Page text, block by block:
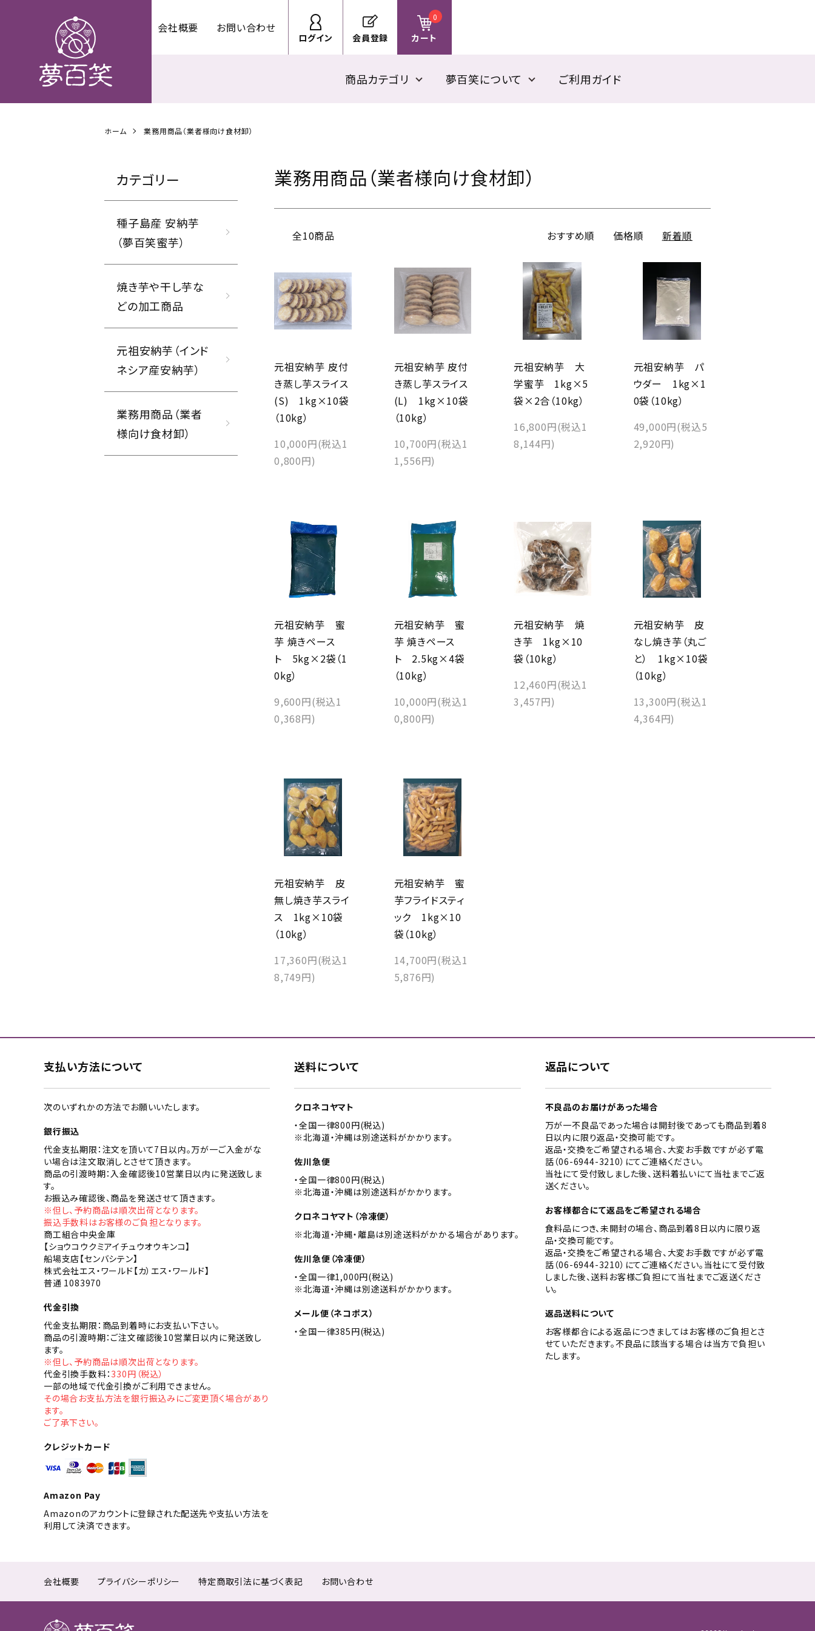
会社概要 お問い合わせ
ログイン 会員登録
0
カート
商品カテゴリ 夢百笑について ご利用ガイド
ホーム 業務用商品（業者様向け食材卸）
業務用商品（業者様向け食材卸）
全10商品 おすすめ順 価格順 新着順
元祖安納芋 皮付
き蒸し芋スライス
(S) 1kg×10袋
（10kg）
10,000円(税込1
0,800円)
元祖安納芋 皮付
き蒸し芋スライス
(L) 1kg×10袋
（10kg）
10,700円(税込1
1,556円)
元祖安納芋 大
学蜜芋 1kg×5
袋×2合（10kg）
16,800円(税込1
8,144円)
元祖安納芋 パ
ウダー 1kg×1
0袋（10kg）
49,000円(税込5
2,920円)
元祖安納芋 蜜
芋 焼きペース
ト 5kg×2袋（1
0kg）
9,600円(税込1
0,368円)
元祖安納芋 蜜
芋 焼きペース
ト 2.5kg×4袋
（10kg）
10,000円(税込1
0,800円)
元祖安納芋 焼
き芋 1kg×10
袋（10kg）
12,460円(税込1
3,457円)
元祖安納芋 皮
なし焼き芋（丸ご
と） 1kg×10袋
（10kg）
13,300円(税込1
4,364円)
元祖安納芋 皮
無し焼き芋スライ
ス 1kg×10袋
（10kg）
17,360円(税込1
8,749円)
元祖安納芋 蜜
芋フライドスティ
ック 1kg×10
袋（10kg）
14,700円(税込1
5,876円)
カテゴリー
種子島産 安納芋
（夢百笑蜜芋）
焼き芋や干し芋な
どの加工商品
元祖安納芋（インド
ネシア産安納芋）
業務用商品（業者
様向け食材卸）
支払い方法について
次のいずれかの方法でお願いいたします。
銀行振込
代金支払期限：注文を頂いて7日以内。万が一ご入金がな
い場合は注文取消しとさせて頂きます。
商品の引渡時期：入金確認後10営業日以内に発送致しま
す。
お振込み確認後、商品を発送させて頂きます。
※但し、予約商品は順次出荷となります。
振込手数料はお客様のご負担となります。
商工組合中央金庫
【ショウコウクミアイチュウオウキンコ】
船場支店【センバシテン】
株式会社エス・ワールド【カ）エス・ワールド】
普通 1083970
代金引換
代金支払期限：商品到着時にお支払い下さい。
商品の引渡時期：ご注文確認後10営業日以内に発送致し
ます。
※但し、予約商品は順次出荷となります。
代金引換手数料： 330円（税込）
一部の地域で代金引換がご利用できません。
その場合お支払方法を銀行振込みにご変更頂く場合があり
ます。
ご了承下さい。
クレジットカード
Amazon Pay
Amazonのアカウントに登録された配送先や支払い方法を
利用して決済できます。
送料について
クロネコヤマト
・全国一律800円(税込)
※北海道・沖縄は別途送料がかかります。
佐川急便
・全国一律800円(税込)
※北海道・沖縄は別途送料がかかります。
クロネコヤマト（冷凍便）
※北海道・沖縄・離島は別途送料がかかる場合があります。
佐川急便（冷凍便）
・全国一律1,000円(税込)
※北海道・沖縄は別途送料がかかります。
メール便（ネコポス）
・全国一律385円(税込)
返品について
不良品のお届けがあった場合
万が一不良品であった場合は開封後であっても商品到着8
日以内に限り返品・交換可能です。
返品・交換をご希望される場合、大変お手数ですが必ず電
話（06-6944-3210）にてご連絡ください。
当社にて受付致しました後、送料着払いにて当社までご返
送ください。
お客様都合にて返品をご希望される場合
食料品につき、未開封の場合、商品到着8日以内に限り返
品・交換可能です。
返品・交換をご希望される場合、大変お手数ですが必ず電
話（06-6944-3210）にてご連絡ください。当社にて受付致
しました後、送料お客様ご負担にて当社までご返送くださ
い。
返品送料について
お客様都合による返品につきましてはお客様のご負担とさ
せていただきます。不良品に該当する場合は当方で負担い
たします。
会社概要 プライバシーポリシー 特定商取引法に基づく表記 お問い合わせ